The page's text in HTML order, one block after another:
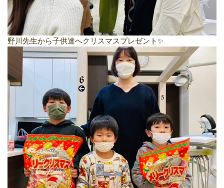
野川先生から子供達へクリスマスプレゼント✨